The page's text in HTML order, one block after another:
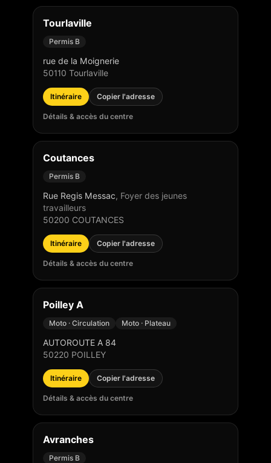
Tourlaville
Permis B
rue de la Moignerie
50110 Tourlaville
Itinéraire Copier l'adresse
Détails & accès du centre
Coutances
Permis B
Rue Regis Messac, Foyer des jeunes
travailleurs
50200 COUTANCES
Itinéraire Copier l'adresse
Détails & accès du centre
Poilley A
Moto · Circulation Moto · Plateau
AUTOROUTE A 84
50220 POILLEY
Itinéraire Copier l'adresse
Détails & accès du centre
Avranches
Permis B